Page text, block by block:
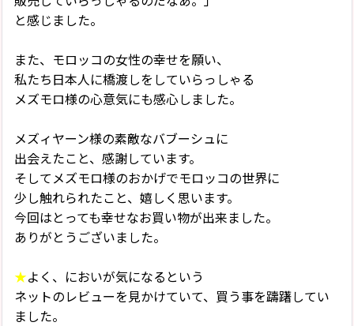
と感じました。
また、モロッコの女性の幸せを願い、
私たち日本人に橋渡しをしていらっしゃる
メズモロ様の心意気にも感心しました。
メズィヤーン様の素敵なバブーシュに
出会えたこと、感謝しています。
そしてメズモロ様のおかげでモロッコの世界に
少し触れられたこと、嬉しく思います。
今回はとっても幸せなお買い物が出来ました。
ありがとうございました。
★よく、においが気になるという
ネットのレビューを見かけていて、買う事を躊躇してい
ました。